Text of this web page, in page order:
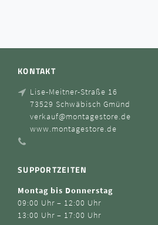
KONTAKT
Lise-Meitner-Straße 16
73529 Schwäbisch Gmünd
verkauf@montagestore.de
www.montagestore.de
SUPPORTZEITEN
Montag bis Donnerstag
09:00 Uhr – 12:00 Uhr
13:00 Uhr – 17:00 Uhr